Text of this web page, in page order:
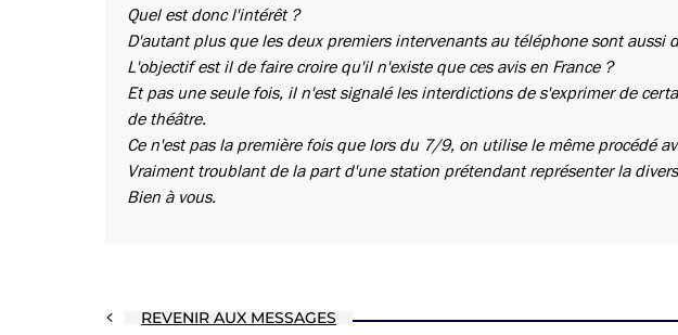
Quel est donc l'intérêt ?
D'autant plus que les deux premiers intervenants au téléphone sont aussi
L'objectif est il de faire croire qu'il n'existe que ces avis en France ?
Et pas une seule fois, il n'est signalé les interdictions de s'exprimer de
de théâtre.
Ce n'est pas la première fois que lors du 7/9, on utilise le même procédé
Vraiment troublant de la part d'une station prétendant représenter la
Bien à vous.
REVENIR AUX MESSAGES